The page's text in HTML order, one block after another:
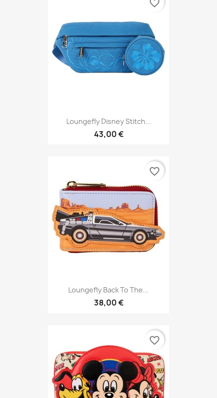
Loungefly Disney Stitch...
43,00 €
favorite_border
Loungefly Back To The...
38,00 €
favorite_border
favorite_border